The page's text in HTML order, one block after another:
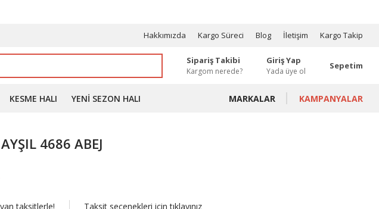
Hakkımızda Kargo Süreci Blog İletişim Kargo Takip
Sipariş Takibi
Kargom nerede?
Giriş Yap
Yada üye ol
Sepetim
KESME HALI YENI SEZON HALI MARKALAR KAMPANYALAR
4686 ABEJ
taksitlerle! Taksit seçenekleri içintıklayınız